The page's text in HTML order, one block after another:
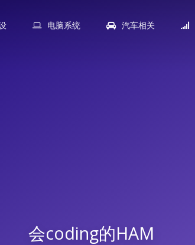
电脑系统 汽车相关
会coding的HAM